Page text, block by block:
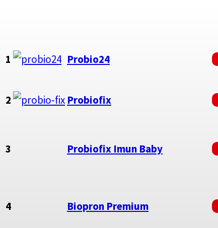
1 Probio24
2 Probiofix
3 Probiofix Imun Baby
4 Biopron Premium